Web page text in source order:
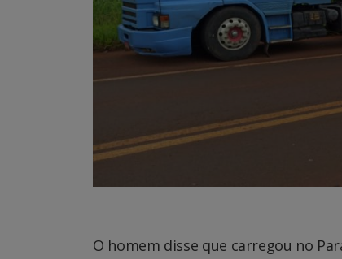
O homem disse que carregou no